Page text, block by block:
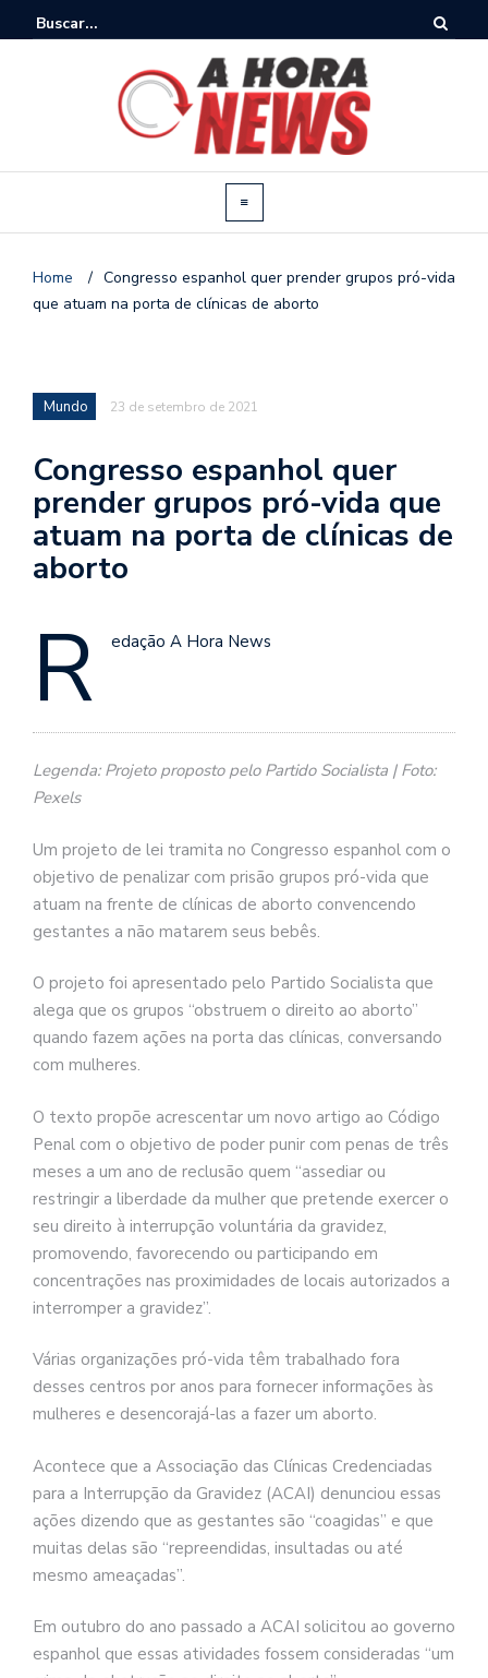
Home / Congresso espanhol quer prender grupos pró-vida
que atuam na porta de clínicas de aborto
Mundo 23 de setembro de 2021
Congresso espanhol quer
prender grupos pró-vida que
atuam na porta de clínicas de
aborto
R edação A Hora News
Legenda: Projeto proposto pelo Partido Socialista | Foto:
Pexels
Um projeto de lei tramita no Congresso espanhol com o
objetivo de penalizar com prisão grupos pró-vida que
atuam na frente de clínicas de aborto convencendo
gestantes a não matarem seus bebês.
O projeto foi apresentado pelo Partido Socialista que
alega que os grupos “obstruem o direito ao aborto”
quando fazem ações na porta das clínicas, conversando
com mulheres.
O texto propõe acrescentar um novo artigo ao Código
Penal com o objetivo de poder punir com penas de três
meses a um ano de reclusão quem “assediar ou
restringir a liberdade da mulher que pretende exercer o
seu direito à interrupção voluntária da gravidez,
promovendo, favorecendo ou participando em
concentrações nas proximidades de locais autorizados a
interromper a gravidez”.
Várias organizações pró-vida têm trabalhado fora
desses centros por anos para fornecer informações às
mulheres e desencorajá-las a fazer um aborto.
Acontece que a Associação das Clínicas Credenciadas
para a Interrupção da Gravidez (ACAI) denunciou essas
ações dizendo que as gestantes são “coagidas” e que
muitas delas são “repreendidas, insultadas ou até
mesmo ameaçadas”.
Em outubro do ano passado a ACAI solicitou ao governo
espanhol que essas atividades fossem consideradas “um